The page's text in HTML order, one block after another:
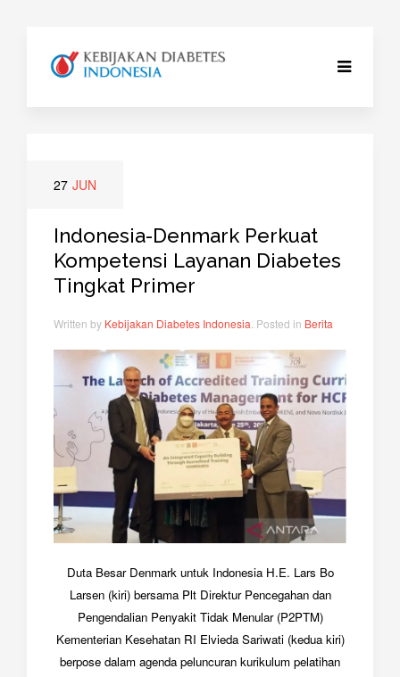
27 JUN
Indonesia-Denmark Perkuat
Kompetensi Layanan Diabetes
Tingkat Primer
Written by Kebijakan Diabetes Indonesia . Posted in Berita
Duta Besar Denmark untuk Indonesia H.E. Lars Bo
Larsen (kiri) bersama Plt Direktur Pencegahan dan
Pengendalian Penyakit Tidak Menular (P2PTM)
Kementerian Kesehatan RI Elvieda Sariwati (kedua kiri)
berpose dalam agenda peluncuran kurikulum pelatihan